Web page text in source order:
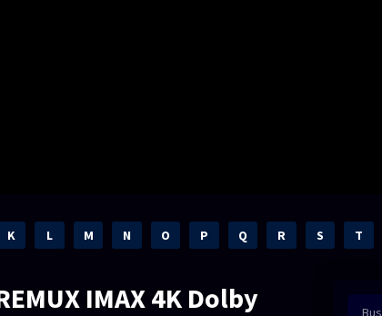
K L M N O P Q R S T
IMAX 4K Dolby